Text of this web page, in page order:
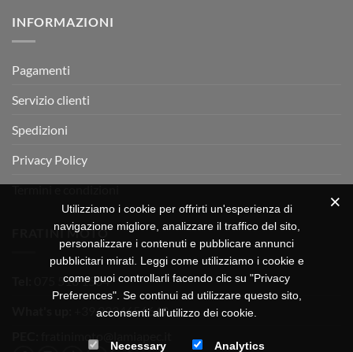
MOTOR
INFORMAZIONI
Pagamenti
Servizio clienti
Spedizioni
Privacy Policy
Termini e condizioni
FRATINI MOTO
075 518 1504
+39 3334656649
Utilizziamo i cookie per offrirti un'esperienza di
navigazione migliore, analizzare il traffico del sito,
personalizzare i contenuti e pubblicare annunci
pubblicitari mirati. Leggi come utilizziamo i cookie e
come puoi controllarli facendo clic su "Privacy
Preferences". Se continui ad utilizzare questo sito,
acconsenti all'utilizzo dei cookie.
Necessary Analytics